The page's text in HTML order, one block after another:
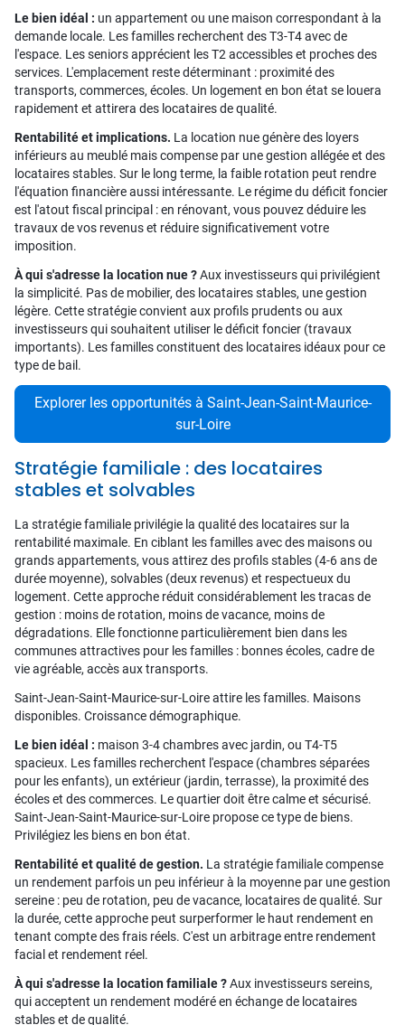
Le bien idéal : un appartement ou une maison correspondant à la
demande locale. Les familles recherchent des T3-T4 avec de
l'espace. Les seniors apprécient les T2 accessibles et proches des
services. L'emplacement reste déterminant : proximité des
transports, commerces, écoles. Un logement en bon état se louera
rapidement et attirera des locataires de qualité.
Rentabilité et implications. La location nue génère des loyers
inférieurs au meublé mais compense par une gestion allégée et des
locataires stables. Sur le long terme, la faible rotation peut rendre
l'équation financière aussi intéressante. Le régime du déficit foncier
est l'atout fiscal principal : en rénovant, vous pouvez déduire les
travaux de vos revenus et réduire significativement votre
imposition.
À qui s'adresse la location nue ?Aux investisseurs qui privilégient
la simplicité. Pas de mobilier, des locataires stables, une gestion
légère. Cette stratégie convient aux profils prudents ou aux
investisseurs qui souhaitent utiliser le déficit foncier (travaux
importants). Les familles constituent des locataires idéaux pour ce
type de bail.
Explorer les opportunités à Saint-Jean-Saint-Maurice-
sur-Loire
Stratégie familiale : des locataires
stables et solvables
La stratégie familiale privilégie la qualité des locataires sur la
rentabilité maximale. En ciblant les familles avec des maisons ou
grands appartements, vous attirez des profils stables (4-6 ans de
durée moyenne), solvables (deux revenus) et respectueux du
logement. Cette approche réduit considérablement les tracas de
gestion : moins de rotation, moins de vacance, moins de
dégradations. Elle fonctionne particulièrement bien dans les
communes attractives pour les familles : bonnes écoles, cadre de
vie agréable, accès aux transports.
Saint-Jean-Saint-Maurice-sur-Loire attire les familles. Maisons
disponibles. Croissance démographique.
Le bien idéal : maison 3-4 chambres avec jardin, ou T4-T5
spacieux. Les familles recherchent l'espace (chambres séparées
pour les enfants), un extérieur (jardin, terrasse), la proximité des
écoles et des commerces. Le quartier doit être calme et sécurisé.
Saint-Jean-Saint-Maurice-sur-Loire propose ce type de biens.
Privilégiez les biens en bon état.
Rentabilité et qualité de gestion. La stratégie familiale compense
un rendement parfois un peu inférieur à la moyenne par une gestion
sereine : peu de rotation, peu de vacance, locataires de qualité. Sur
la durée, cette approche peut surperformer le haut rendement en
tenant compte des frais réels. C'est un arbitrage entre rendement
facial et rendement réel.
À qui s'adresse la location familiale ?Aux investisseurs sereins,
qui acceptent un rendement modéré en échange de locataires
stables et de qualité.